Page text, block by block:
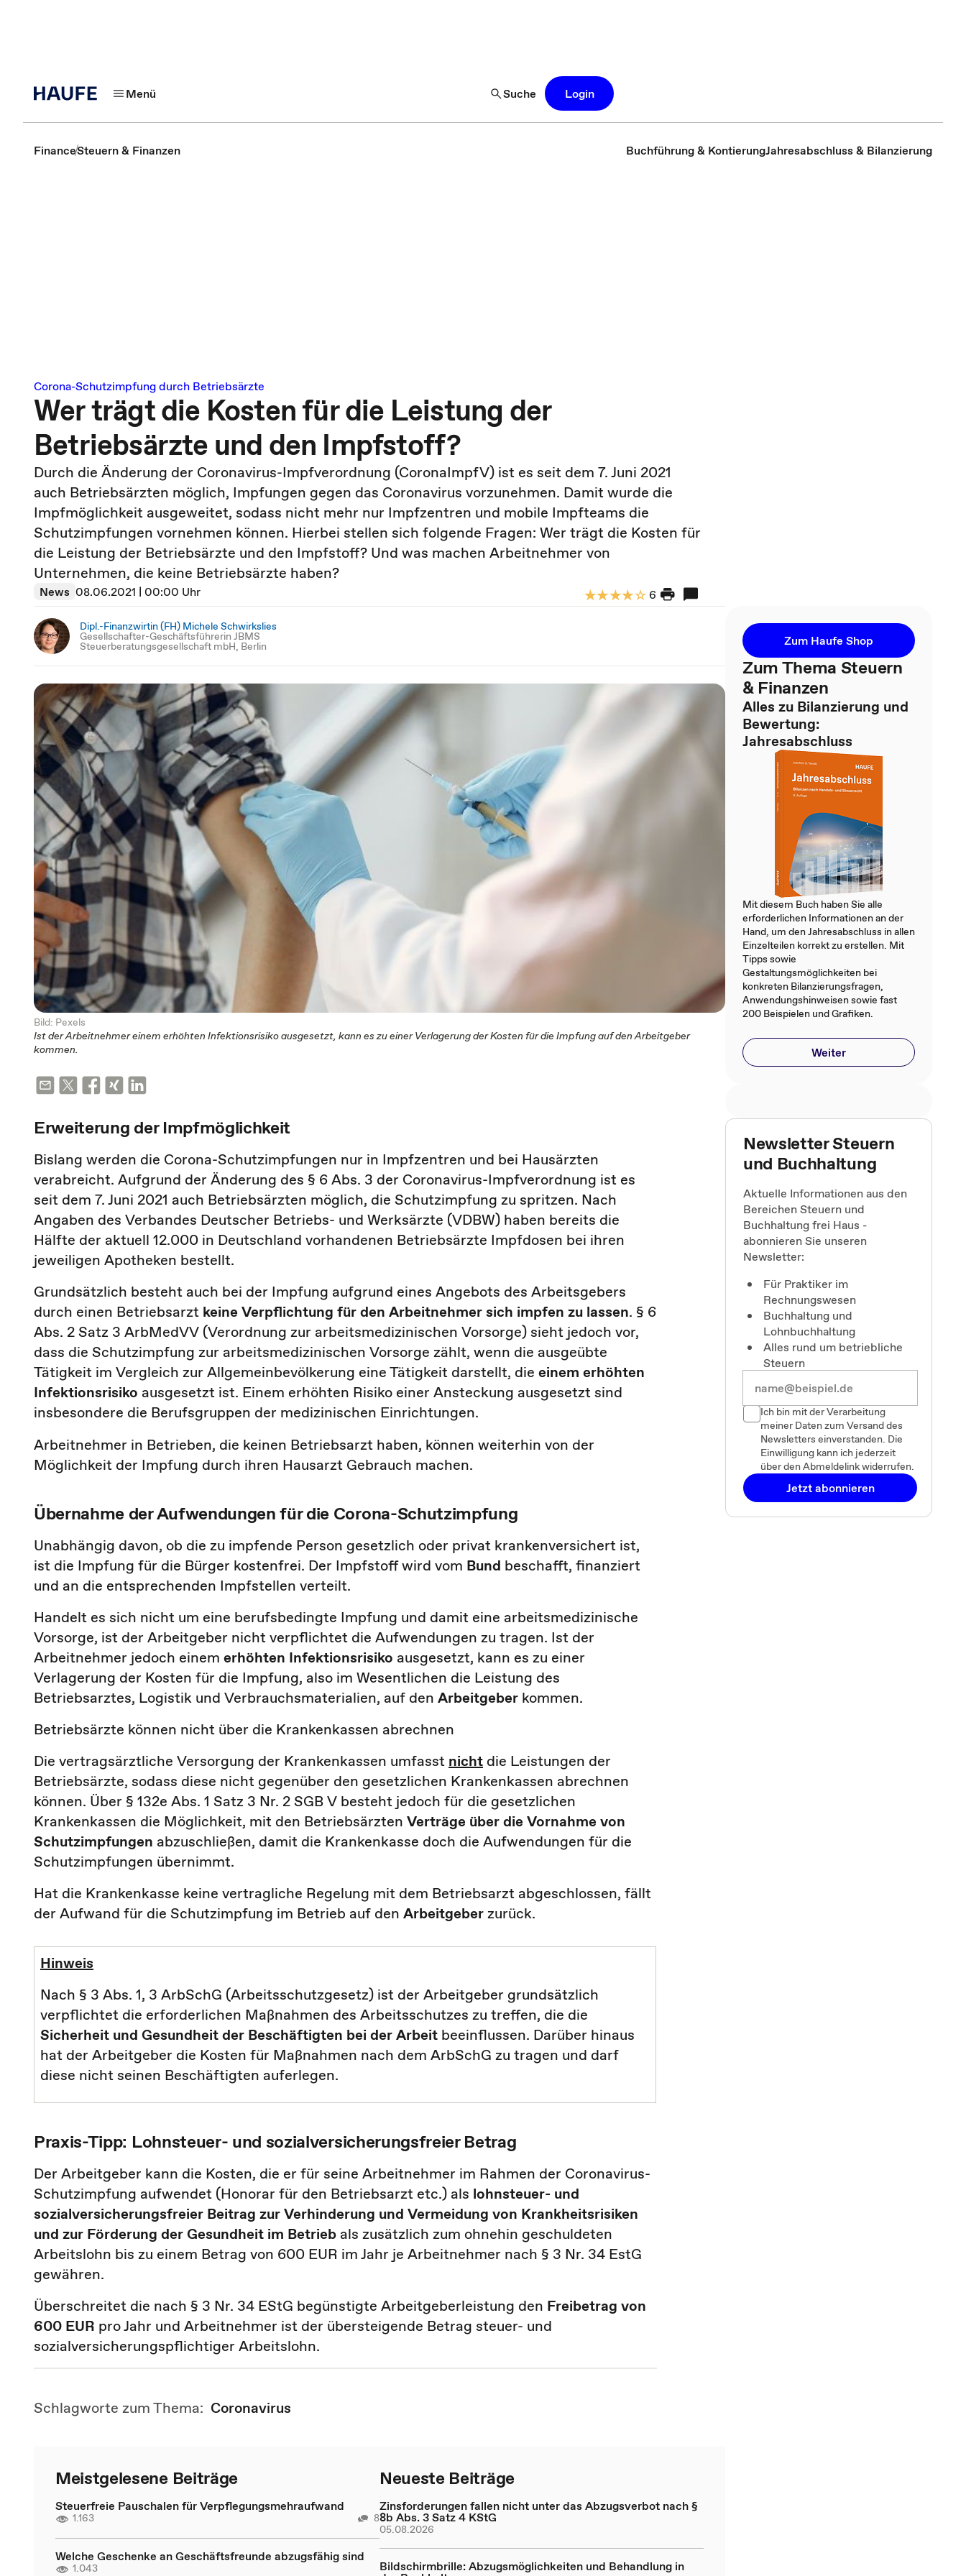
Menü Suche Login
FinanceSteuern & Finanzen Buchführung & KontierungJahresabschluss & Bilanzierung
Corona-Schutzimpfung durch Betriebsärzte
Wer trägt die Kosten für die Leistung der
Betriebsärzte und den Impfstoff?
Durch die Änderung der Coronavirus-Impfverordnung (CoronaImpfV) ist es seit dem 7. Juni 2021
auch Betriebsärzten möglich, Impfungen gegen das Coronavirus vorzunehmen. Damit wurde die
Impfmöglichkeit ausgeweitet, sodass nicht mehr nur Impfzentren und mobile Impfteams die
Schutzimpfungen vornehmen können. Hierbei stellen sich folgende Fragen: Wer trägt die Kosten für
die Leistung der Betriebsärzte und den Impfstoff? Und was machen Arbeitnehmer von
Unternehmen, die keine Betriebsärzte haben?
News 08.06.2021 | 00:00 Uhr 6
Dipl.-Finanzwirtin (FH) Michele Schwirkslies
Gesellschafter-Geschäftsführerin JBMS
Steuerberatungsgesellschaft mbH, Berlin
Bild: Pexels
Ist der Arbeitnehmer einem erhöhten Infektionsrisiko ausgesetzt, kann es zu einer Verlagerung der Kosten für die Impfung auf den Arbeitgeber
kommen.
Erweiterung der Impfmöglichkeit
Bislang werden die Corona-Schutzimpfungen nur in Impfzentren und bei Hausärzten
verabreicht. Aufgrund der Änderung des § 6 Abs. 3 der Coronavirus-Impfverordnung ist es
seit dem 7. Juni 2021 auch Betriebsärzten möglich, die Schutzimpfung zu spritzen. Nach
Angaben des Verbandes Deutscher Betriebs- und Werksärzte (VDBW) haben bereits die
Hälfte der aktuell 12.000 in Deutschland vorhandenen Betriebsärzte Impfdosen bei ihren
jeweiligen Apotheken bestellt.
Grundsätzlich besteht auch bei der Impfung aufgrund eines Angebots des Arbeitsgebers
durch einen Betriebsarzt keine Verpflichtung für den Arbeitnehmer sich impfen zu lassen. § 6
Abs. 2 Satz 3 ArbMedVV (Verordnung zur arbeitsmedizinischen Vorsorge) sieht jedoch vor,
dass die Schutzimpfung zur arbeitsmedizinischen Vorsorge zählt, wenn die ausgeübte
Tätigkeit im Vergleich zur Allgemeinbevölkerung eine Tätigkeit darstellt, die einem erhöhten
Infektionsrisiko ausgesetzt ist. Einem erhöhten Risiko einer Ansteckung ausgesetzt sind
insbesondere die Berufsgruppen der medizinischen Einrichtungen.
Arbeitnehmer in Betrieben, die keinen Betriebsarzt haben, können weiterhin von der
Möglichkeit der Impfung durch ihren Hausarzt Gebrauch machen.
Übernahme der Aufwendungen für die Corona-Schutzimpfung
Unabhängig davon, ob die zu impfende Person gesetzlich oder privat krankenversichert ist,
ist die Impfung für die Bürger kostenfrei. Der Impfstoff wird vom Bund beschafft, finanziert
und an die entsprechenden Impfstellen verteilt.
Handelt es sich nicht um eine berufsbedingte Impfung und damit eine arbeitsmedizinische
Vorsorge, ist der Arbeitgeber nicht verpflichtet die Aufwendungen zu tragen. Ist der
Arbeitnehmer jedoch einem erhöhten Infektionsrisiko ausgesetzt, kann es zu einer
Verlagerung der Kosten für die Impfung, also im Wesentlichen die Leistung des
Betriebsarztes, Logistik und Verbrauchsmaterialien, auf den Arbeitgeber kommen.
Betriebsärzte können nicht über die Krankenkassen abrechnen
Die vertragsärztliche Versorgung der Krankenkassen umfasst nicht die Leistungen der
Betriebsärzte, sodass diese nicht gegenüber den gesetzlichen Krankenkassen abrechnen
können. Über § 132e Abs. 1 Satz 3 Nr. 2 SGB V besteht jedoch für die gesetzlichen
Krankenkassen die Möglichkeit, mit den Betriebsärzten Verträge über die Vornahme von
Schutzimpfungen abzuschließen, damit die Krankenkasse doch die Aufwendungen für die
Schutzimpfungen übernimmt.
Hat die Krankenkasse keine vertragliche Regelung mit dem Betriebsarzt abgeschlossen, fällt
der Aufwand für die Schutzimpfung im Betrieb auf den Arbeitgeberzurück.
Hinweis
Nach § 3 Abs. 1, 3 ArbSchG (Arbeitsschutzgesetz) ist der Arbeitgeber grundsätzlich
verpflichtet die erforderlichen Maßnahmen des Arbeitsschutzes zu treffen, die die
Sicherheit und Gesundheit der Beschäftigten bei der Arbeit beeinflussen. Darüber hinaus
hat der Arbeitgeber die Kosten für Maßnahmen nach dem ArbSchG zu tragen und darf
diese nicht seinen Beschäftigten auferlegen.
Praxis-Tipp: Lohnsteuer- und sozialversicherungsfreier Betrag
Der Arbeitgeber kann die Kosten, die er für seine Arbeitnehmer im Rahmen der Coronavirus-
Schutzimpfung aufwendet (Honorar für den Betriebsarzt etc.) als lohnsteuer- und
sozialversicherungsfreier Beitrag zur Verhinderung und Vermeidung von Krankheitsrisiken
und zur Förderung der Gesundheit im Betrieb als zusätzlich zum ohnehin geschuldeten
Arbeitslohn bis zu einem Betrag von 600 EUR im Jahr je Arbeitnehmer nach § 3 Nr. 34 EstG
gewähren.
Überschreitet die nach § 3 Nr. 34 EStG begünstigte Arbeitgeberleistung den Freibetrag von
600 EUR pro Jahr und Arbeitnehmer ist der übersteigende Betrag steuer- und
sozialversicherungspflichtiger Arbeitslohn.
Schlagworte zum Thema: Coronavirus
Meistgelesene Beiträge
Steuerfreie Pauschalen für Verpflegungsmehraufwand
1.163 8
Welche Geschenke an Geschäftsfreunde abzugsfähig sind
1.043
Neueste Beiträge
Zinsforderungen fallen nicht unter das Abzugsverbot nach §
8b Abs. 3 Satz 4 KStG
05.08.2026
Bildschirmbrille: Abzugsmöglichkeiten und Behandlung in
Zum Haufe Shop
Zum Thema Steuern
& Finanzen
Alles zu Bilanzierung und
Bewertung:
Jahresabschluss
Mit diesem Buch haben Sie alle
erforderlichen Informationen an der
Hand, um den Jahresabschluss in allen
Einzelteilen korrekt zu erstellen. Mit
Tipps sowie
Gestaltungsmöglichkeiten bei
konkreten Bilanzierungsfragen,
Anwendungshinweisen sowie fast
200 Beispielen und Grafiken.
Weiter
Newsletter Steuern
und Buchhaltung
Aktuelle Informationen aus den
Bereichen Steuern und
Buchhaltung frei Haus -
abonnieren Sie unseren
Newsletter:
Für Praktiker im
Rechnungswesen
Buchhaltung und
Lohnbuchhaltung
Alles rund um betriebliche
Steuern
Ich bin mit der Verarbeitung
meiner Daten zum Versand des
Newsletters einverstanden. Die
Einwilligung kann ich jederzeit
über den Abmeldelink widerrufen.
Jetzt abonnieren